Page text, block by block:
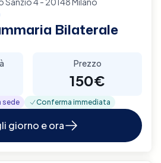
Bilaterale
Prezzo
150€
sede Conferma immediata
giorno e ora